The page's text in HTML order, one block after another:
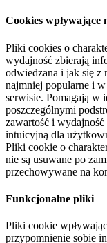
Cookies wpływające
Pliki cookies o
wydajność zbierają
odwiedzana i jak się z
najmniej popularne i
serwisie. Pomagają w
poszczególnymi
zawartość i
intuicyjną dla
Pliki cookie o
nie są usuwane po
przechowywane na
Funkcjonalne pliki
Pliki cookie
przypomnienie sobie